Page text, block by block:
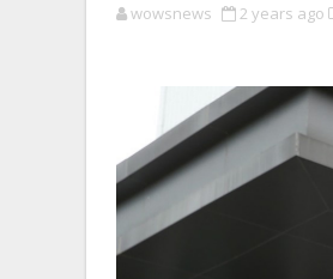
wowsnews 2 years ago